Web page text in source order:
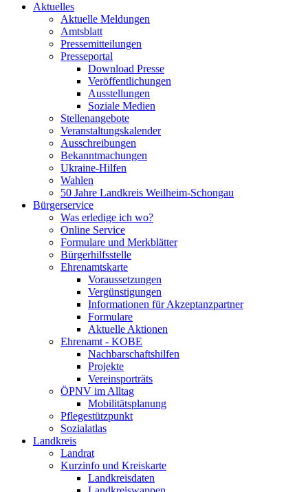
Aktuelles
Aktuelle Meldungen
Amtsblatt
Pressemitteilungen
Presseportal
Download Presse
Veröffentlichungen
Ausstellungen
Soziale Medien
Stellenangebote
Veranstaltungskalender
Ausschreibungen
Bekanntmachungen
Ukraine-Hilfen
Wahlen
50 Jahre Landkreis Weilheim-Schongau
Bürgerservice
Was erledige ich wo?
Online Service
Formulare und Merkblätter
Bürgerhilfsstelle
Ehrenamtskarte
Voraussetzungen
Vergünstigungen
Informationen für Akzeptanzpartner
Formulare
Aktuelle Aktionen
Ehrenamt - KOBE
Nachbarschaftshilfen
Projekte
Vereinsporträts
ÖPNV im Alltag
Mobilitätsplanung
Pflegestützpunkt
Sozialatlas
Landkreis
Landrat
Kurzinfo und Kreiskarte
Landkreisdaten